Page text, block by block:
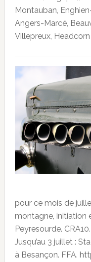
Montauban,
Angers-Marcé,
Villepreux,
pour ce mois de
montagne, initiation
Peyresourde.
Jusqu’au 3 juillet :
à Besançon. FFA.